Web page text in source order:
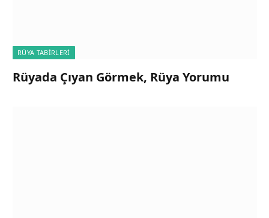
RÜYA TABIRLERI
Rüyada Çıyan Görmek, Rüya Yorumu